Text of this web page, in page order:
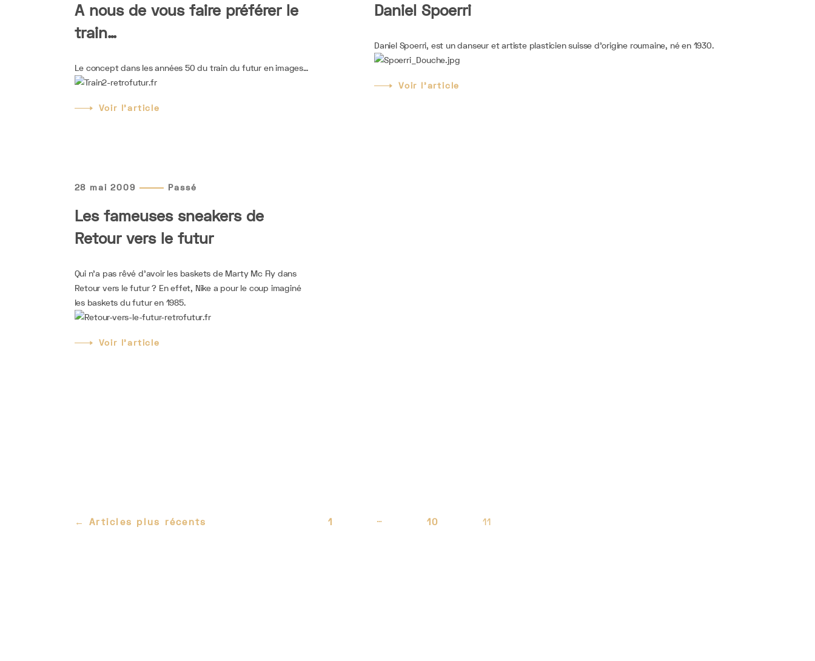
A nous de vous faire préférer le
train…
Le concept dans les années 50 du train du futur en images…
Voir l'article
Daniel Spoerri
Daniel Spoerri, est un danseur et artiste plasticien suisse d’origine roumaine, né en 1930.
Voir l'article
28 mai 2009 Passé
Les fameuses sneakers de
Retour vers le futur
Qui n’a pas rêvé d’avoir les baskets de Marty Mc Fly dans
Retour vers le futur ? En effet, Nike a pour le coup imaginé
les baskets du futur en 1985.
Voir l'article
Navigation
des
← Articles plus récents 1 … 10 11